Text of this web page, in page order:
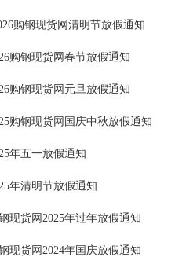
购钢现货网清明节放假通知
购钢现货网春节放假通知
购钢现货网元旦放假通知
购钢现货网国庆中秋放假通知
年五一放假通知
年清明节放假通知
现货网2025年过年放假通知
现货网2024年国庆放假通知